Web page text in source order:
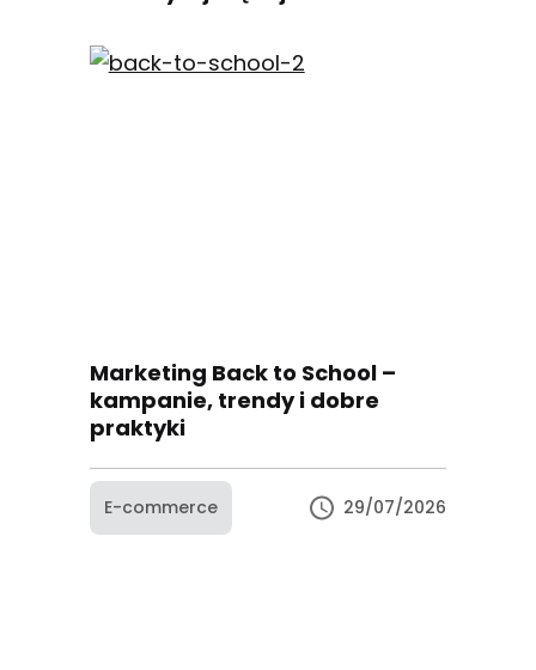
Marketing Back to School –
kampanie, trendy i dobre
praktyki
E-commerce 29/07/2026